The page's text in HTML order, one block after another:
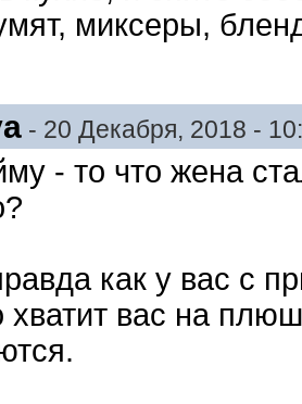
миксеры,
- 20 Декабря, 2018 -
- то что жена
как у вас с
хватит вас на